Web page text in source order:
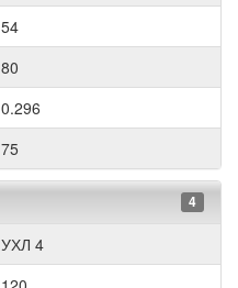
54
80
0.296
75
4
УХЛ 4